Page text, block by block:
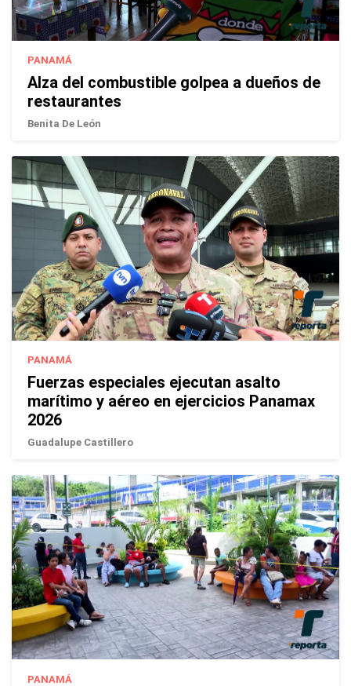
PANAMÁ
Alza del combustible golpea a dueños de
restaurantes
Benita De León
PANAMÁ
Fuerzas especiales ejecutan asalto
marítimo y aéreo en ejercicios Panamax
2026
Guadalupe Castillero
PANAMÁ